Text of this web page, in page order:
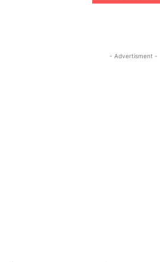
- Advertisment -